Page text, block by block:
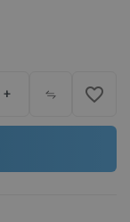
+ favorite_border